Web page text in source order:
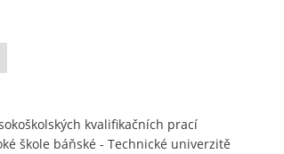
kvalifikačních prací
škole báňské - Technické univerzitě